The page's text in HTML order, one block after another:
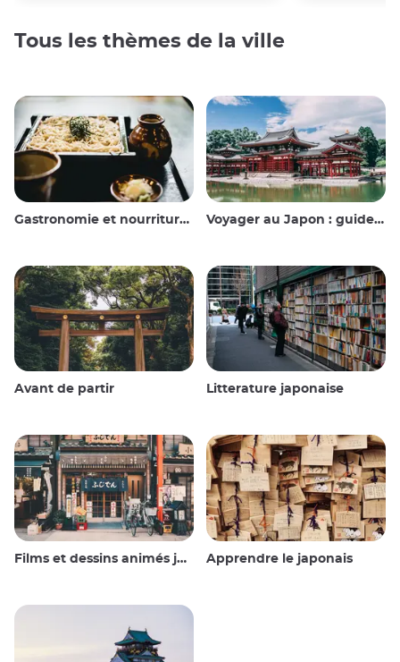
Tous les thèmes de la ville
Gastronomie et nourriture japonaise Voyager au Japon : guide et conseils
Avant de partir Litterature japonaise
Films et dessins animés japonais Apprendre le japonais